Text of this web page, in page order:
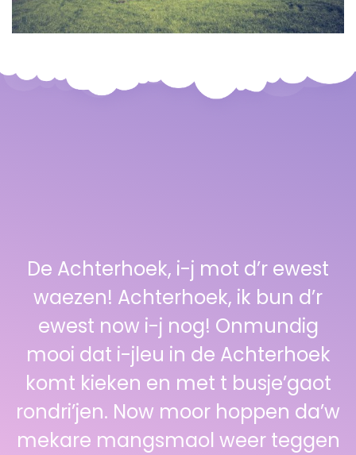
De Achterhoek, i-j mot d’r ewest
waezen! Achterhoek, ik bun d’r
ewest now i-j nog! Onmundig
mooi dat i-jleu in de Achterhoek
komt kieken en met t busje’gaot
rondri’jen. Now moor hoppen da’w
mekare mangsmaol weer teggen